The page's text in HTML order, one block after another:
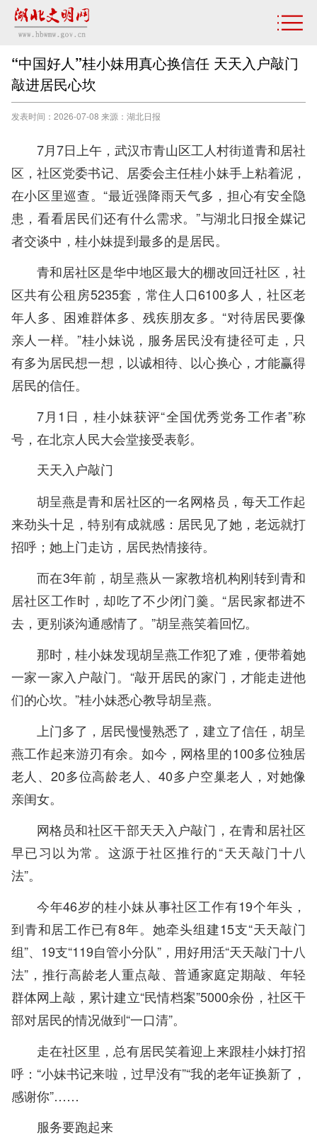
“中国好人”桂小妹用真心换信任 天天入户敲门
敲进居民心坎
发表时间：2026-07-08 来源：湖北日报
7月7日上午，武汉市青山区工人村街道青和居社
区，社区党委书记、居委会主任桂小妹手上粘着泥，
在小区里巡查。“最近强降雨天气多，担心有安全隐
患，看看居民们还有什么需求。”与湖北日报全媒记
者交谈中，桂小妹提到最多的是居民。
青和居社区是华中地区最大的棚改回迁社区，社
区共有公租房5235套，常住人口6100多人，社区老
年人多、困难群体多、残疾朋友多。“对待居民要像
亲人一样。”桂小妹说，服务居民没有捷径可走，只
有多为居民想一想，以诚相待、以心换心，才能赢得
居民的信任。
7月1日，桂小妹获评“全国优秀党务工作者”称
号，在北京人民大会堂接受表彰。
天天入户敲门
胡呈燕是青和居社区的一名网格员，每天工作起
来劲头十足，特别有成就感：居民见了她，老远就打
招呼；她上门走访，居民热情接待。
而在3年前，胡呈燕从一家教培机构刚转到青和
居社区工作时，却吃了不少闭门羹。“居民家都进不
去，更别谈沟通感情了。”胡呈燕笑着回忆。
那时，桂小妹发现胡呈燕工作犯了难，便带着她
一家一家入户敲门。“敲开居民的家门，才能走进他
们的心坎。”桂小妹悉心教导胡呈燕。
上门多了，居民慢慢熟悉了，建立了信任，胡呈
燕工作起来游刃有余。如今，网格里的100多位独居
老人、20多位高龄老人、40多户空巢老人，对她像
亲闺女。
网格员和社区干部天天入户敲门，在青和居社区
早已习以为常。这源于社区推行的“天天敲门十八
法”。
今年46岁的桂小妹从事社区工作有19个年头，
到青和居工作已有8年。她牵头组建15支“天天敲门
组”、19支“119自管小分队”，用好用活“天天敲门十八
法”，推行高龄老人重点敲、普通家庭定期敲、年轻
群体网上敲，累计建立“民情档案”5000余份，社区干
部对居民的情况做到“一口清”。
走在社区里，总有居民笑着迎上来跟桂小妹打招
呼：“小妹书记来啦，过早没有”“我的老年证换新了，
感谢你”……
服务要跑起来